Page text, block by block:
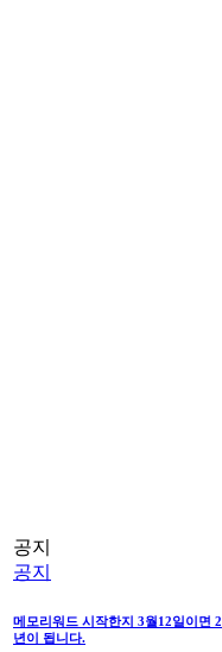
공지
공지
메모리워드 시작한지 3월12일이면 2
년이 됩니다.